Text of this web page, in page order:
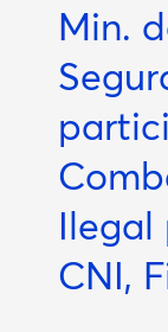
Min.
Ilegal
CNI,